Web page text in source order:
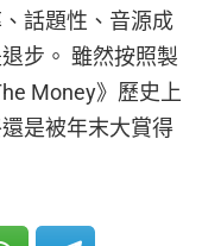
話題性、音源成
步。 雖然按照製
Money》歷史上
是被年末大賞得